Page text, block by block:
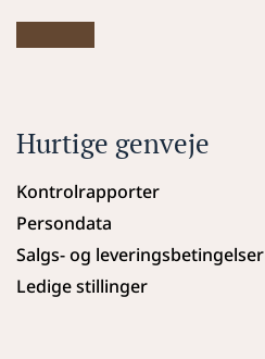
Hurtige genveje
Kontrolrapporter
Persondata
Salgs- og leveringsbetingelser
Ledige stillinger